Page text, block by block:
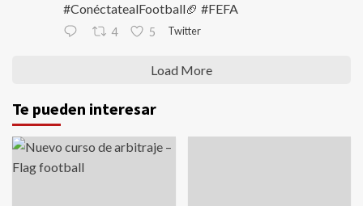
#ConéctatealFootball🏈 #FEFA
4 5 Twitter
Load More
Te pueden interesar